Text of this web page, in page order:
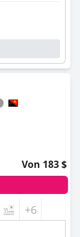
Von 183 $
+6